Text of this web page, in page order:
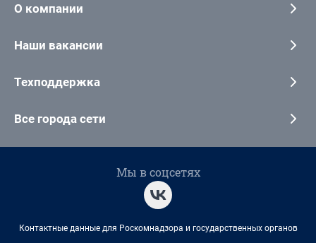
О компании
Наши вакансии
Техподдержка
Все города сети
Мы в соцсетях
Контактные данные для Роскомнадзора и государственных органов